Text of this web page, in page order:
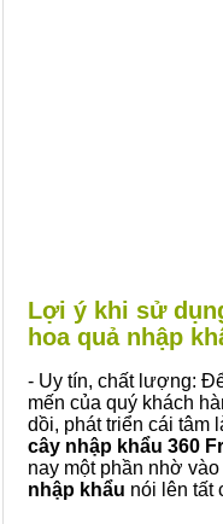
Lợi ý khi sử
hoa quả nhập
- Uy tín, chất lượng:
mến của quý khách
dồi, phát triển cái tâm
cây nhập khẩu 360
nay một phần nhờ
nhập khẩu nói lên tất